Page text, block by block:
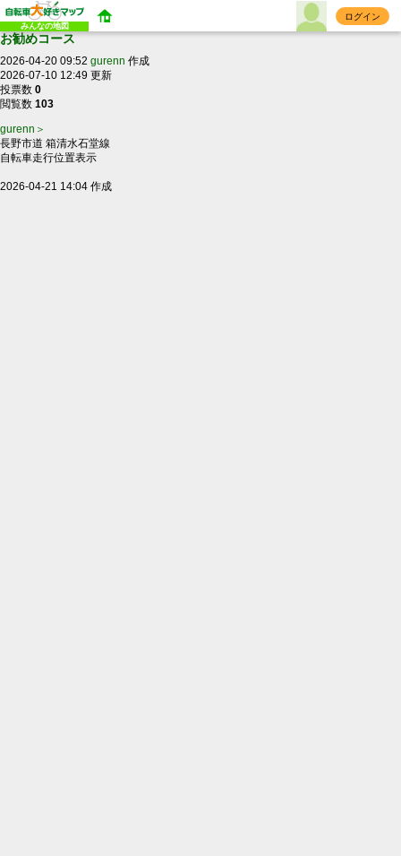
みんなの地図
ログイン
お勧めコース
2026-04-20 09:52 gurenn 作成
2026-07-10 12:49 更新
投票数 0
閲覧数 103
gurenn＞
長野市道 箱清水石堂線
自転車走行位置表示
2026-04-21 14:04 作成